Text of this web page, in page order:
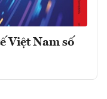
Việt Nam số